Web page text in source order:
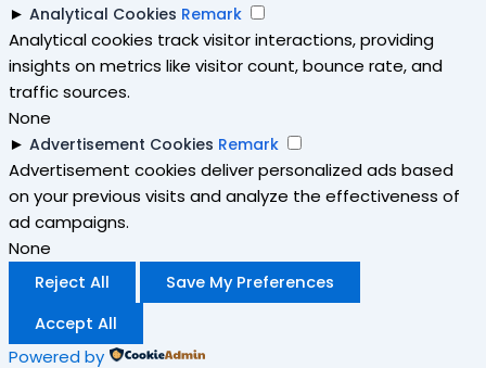
► Analytical Cookies Remark
Analytical cookies track visitor interactions, providing
insights on metrics like visitor count, bounce rate, and
traffic sources.
None
► Advertisement Cookies Remark
Advertisement cookies deliver personalized ads based
on your previous visits and analyze the effectiveness of
ad campaigns.
None
Reject All
Save My Preferences
Accept All
Powered by